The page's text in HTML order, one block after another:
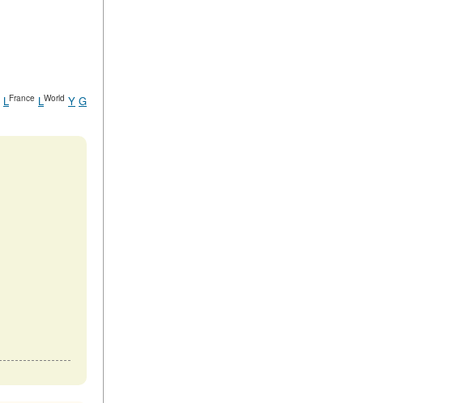
LFrance LWorld Y G